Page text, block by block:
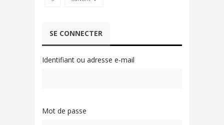
SE CONNECTER
Identifiant ou adresse e-mail
Mot de passe